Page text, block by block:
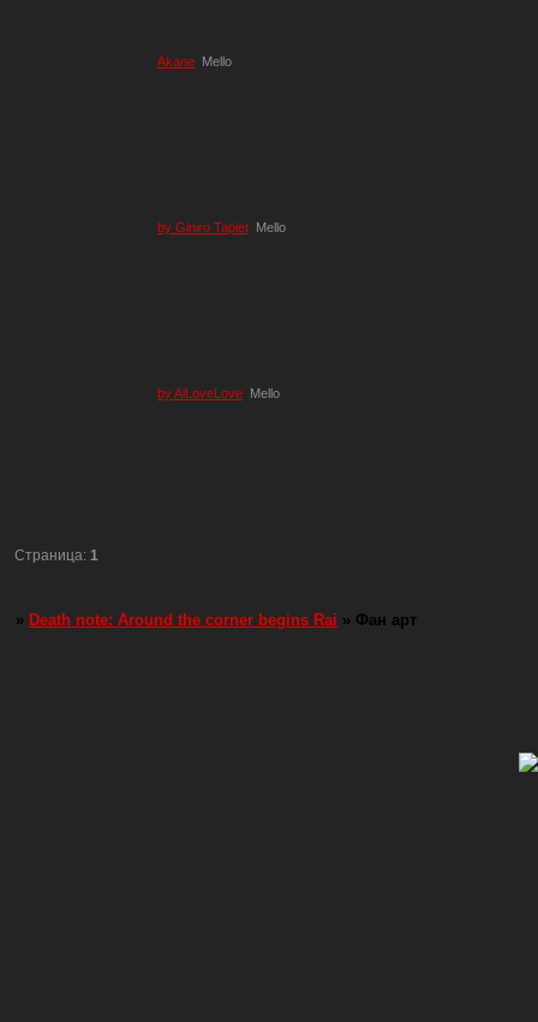
Akane Mello
by Giniro Tapiet Mello
by AiLoveLove Mello
Страница:1
» Death note: Around the corner begins Rai » Фан арт